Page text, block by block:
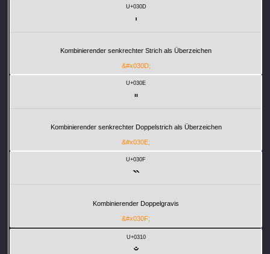
U+030D
Kombinierender senkrechter Strich als Überzeichen
&#x030D;
U+030E
Kombinierender senkrechter Doppelstrich als Überzeichen
&#x030E;
U+030F
Kombinierender Doppelgravis
&#x030F;
U+0310